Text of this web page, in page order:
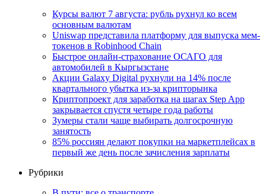
Курсы валют 7 августа: рубль рухнул ко всем
основным валютам
Uniswap представила платформу для выпуска мем-
токенов в Robinhood Chain
Быстрое онлайн-страхование ОСАГО для
автомобилей в Кыргызстане
Акции Galaxy Digital рухнули на 14% после
квартального убытка из-за крипторынка
Криптопроект для заработка на шагах Step App
закрывается спустя четыре года работы
Зумеры стали чаще выбирать долгосрочную
занятость
85% россиян делают покупки на маркетплейсах в
первый же день после зачисления зарплаты
Рубрики